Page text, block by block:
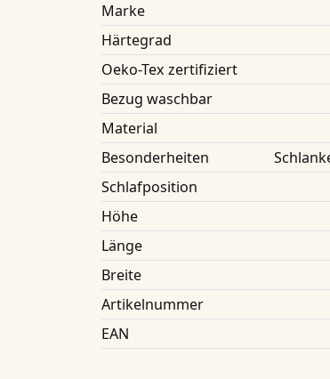
Marke
Härtegrad
Oeko-Tex zertifiziert
Bezug waschbar
Material
Besonderheiten
Schlafposition
Höhe
Länge
Breite
Artikelnummer
EAN